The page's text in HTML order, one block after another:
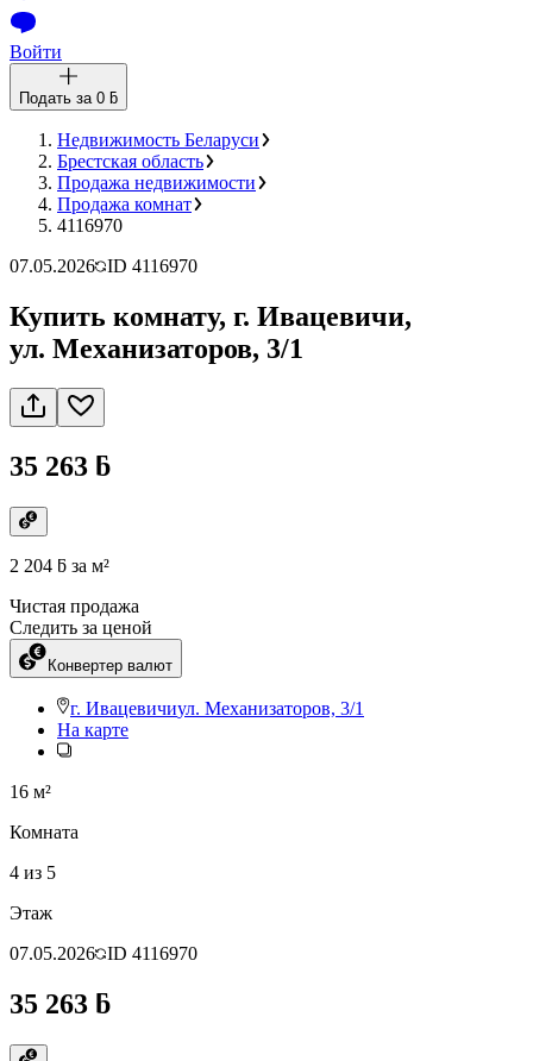
Войти
Подать за 0 ƃ
Недвижимость Беларуси
Брестская область
Продажа недвижимости
Продажа комнат
4116970
07.05.2026 ID 4116970
Купить комнату, г. Ивацевичи,
ул. Механизаторов, 3/1
35 263 ƃ
2 204 ƃ за м²
Чистая продажа
Следить за ценой
Конвертер валют
г. Ивацевичиул. Механизаторов, 3/1
На карте
16 м²
Комната
4 из 5
Этаж
07.05.2026 ID 4116970
35 263 ƃ